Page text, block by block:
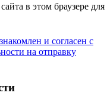
в этом браузере для
и согласен с
на отправку